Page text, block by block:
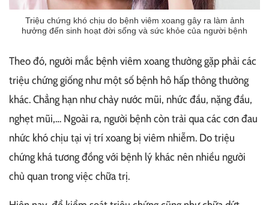
Triệu chứng khó chịu do bệnh viêm xoang gây ra làm ảnh
hưởng đến sinh hoạt đời sống và sức khỏe của người bệnh
Theo đó, người mắc bệnh viêm xoang thường gặp phải các
triệu chứng giống như một số bệnh hô hấp thông thường
khác. Chẳng hạn như chảy nước mũi, nhức đầu, nặng đầu,
nghẹt mũi,… Ngoài ra, người bệnh còn trải qua các cơn đau
nhức khó chịu tại vị trí xoang bị viêm nhiễm. Do triệu
chứng khá tương đồng với bệnh lý khác nên nhiều người
chủ quan trong việc chữa trị.